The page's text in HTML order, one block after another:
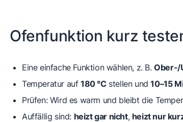
Ofenfunktion kurz
Eine einfache Funktion wählen, z. B.Ober-/
Temperatur auf 180 °Cstellen und10–15
Prüfen: Wird es warm und bleibt die
Auffällig sind: heizt gar nicht, heizt nur